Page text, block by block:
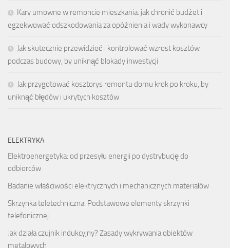
Kary umowne w remoncie mieszkania: jak chronić budżet i
egzekwować odszkodowania za opóźnienia i wady wykonawcy
Jak skutecznie przewidzieć i kontrolować wzrost kosztów
podczas budowy, by uniknąć blokady inwestycji
Jak przygotować kosztorys remontu domu krok po kroku, by
uniknąć błędów i ukrytych kosztów
ELEKTRYKA
Elektroenergetyka: od przesyłu energii po dystrybucję do
odbiorców
Badanie właściwości elektrycznych i mechanicznych materiałów
Skrzynka teletechniczna. Podstawowe elementy skrzynki
telefonicznej.
Jak działa czujnik indukcyjny? Zasady wykrywania obiektów
metalowych